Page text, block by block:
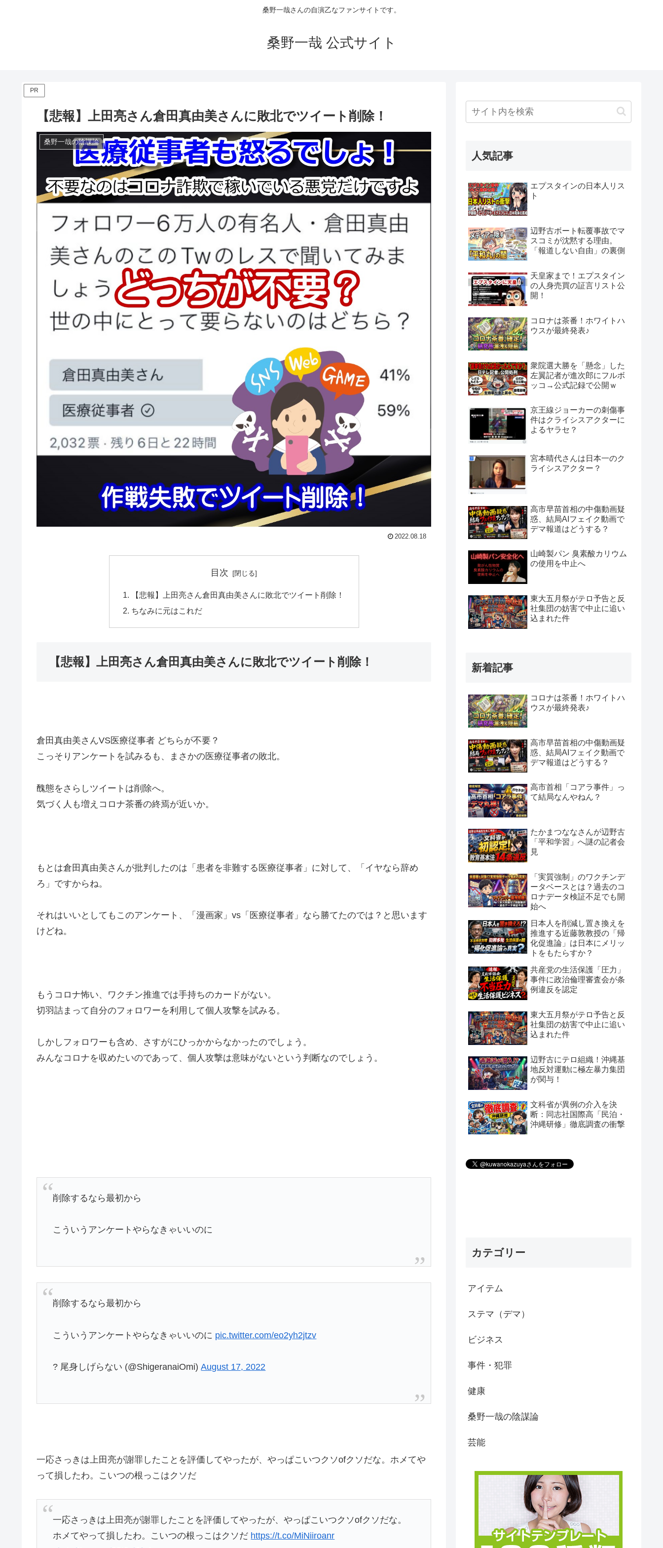
桑野一哉さんの自演乙なファンサイトです。
桑野一哉 公式サイト
PR
【悲報】上田亮さん倉田真由美さんに敗北でツイート削除！
桑野一哉の陰謀論
2022.08.18
目次
【悲報】上田亮さん倉田真由美さんに敗北でツイート削除！
ちなみに元はこれだ
【悲報】上田亮さん倉田真由美さんに敗北でツイート削除！
倉田真由美さんVS医療従事者 どちらが不要？
こっそりアンケートを試みるも、まさかの医療従事者の敗北。
醜態をさらしツイートは削除へ。
気づく人も増えコロナ茶番の終焉が近いか。
もとは倉田真由美さんが批判したのは「患者を非難する医療従事者」に対して、「イヤなら辞め
ろ」ですからね。
それはいいとしてもこのアンケート、「漫画家」vs「医療従事者」なら勝てたのでは？と思います
けどね。
もうコロナ怖い、ワクチン推進では手持ちのカードがない。
切羽詰まって自分のフォロワーを利用して個人攻撃を試みる。
しかしフォロワーも含め、さすがにひっかからなかったのでしょう。
みんなコロナを収めたいのであって、個人攻撃は意味がないという判断なのでしょう。
削除するなら最初から
こういうアンケートやらなきゃいいのに
削除するなら最初から
こういうアンケートやらなきゃいいのに pic.twitter.com/eo2yh2jtzv
? 尾身しげらない (@ShigeranaiOmi)August 17, 2022
一応さっきは上田亮が謝罪したことを評価してやったが、やっぱこいつクソofクソだな。ホメてや
って損したわ。こいつの根っこはクソだ
一応さっきは上田亮が謝罪したことを評価してやったが、やっぱこいつクソofクソだな。
ホメてやって損したわ。こいつの根っこはクソだ https://t.co/MiNiiroanr
人気記事
エプスタインの日本人リス
ト
辺野古ボート転覆事故でマ
スコミが沈黙する理由。
「報道しない自由」の裏側
天皇家まで！エプスタイン
の人身売買の証言リスト公
開！
コロナは茶番！ホワイトハ
ウスが最終発表♪
衆院選大勝を「懸念」した
左翼記者が進次郎にフルボ
ッコ→公式記録で公開ｗ
京王線ジョーカーの刺傷事
件はクライシスアクターに
よるヤラセ？
宮本晴代さんは日本一のク
ライシスアクター？
高市早苗首相の中傷動画疑
惑、結局AIフェイク動画で
デマ報道はどうする？
山崎製パン 臭素酸カリウム
の使用を中止へ
東大五月祭がテロ予告と反
社集団の妨害で中止に追い
込まれた件
新着記事
コロナは茶番！ホワイトハ
ウスが最終発表♪
高市早苗首相の中傷動画疑
惑、結局AIフェイク動画で
デマ報道はどうする？
高市首相「コアラ事件」っ
て結局なんやねん？
たかまつななさんが辺野古
「平和学習」へ謎の記者会
見
「実質強制」のワクチンデ
ータベースとは？過去のコ
ロナデータ検証不足でも開
始へ
日本人を削減し置き換えを
推進する近藤敦教授の「帰
化促進論」は日本にメリッ
トをもたらすか？
共産党の生活保護「圧力」
事件に政治倫理審査会が条
例違反を認定
東大五月祭がテロ予告と反
社集団の妨害で中止に追い
込まれた件
辺野古にテロ組織！沖縄基
地反対運動に極左暴力集団
が関与！
文科省が異例の介入を決
断：同志社国際高「民泊・
沖縄研修」徹底調査の衝撃
カテゴリー
アイテム
ステマ（デマ）
ビジネス
事件・犯罪
健康
桑野一哉の陰謀論
芸能